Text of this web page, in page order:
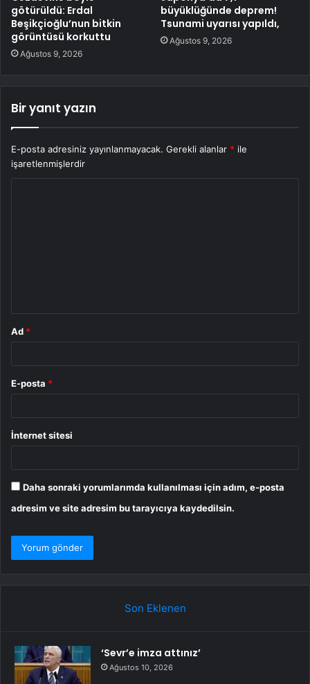
götürüldü: Erdal
Beşikçioğlu’nun bitkin
görüntüsü korkuttu
Ağustos 9, 2026
büyüklüğünde deprem!
Tsunami uyarısı yapıldı,
Ağustos 9, 2026
Bir yanıt yazın
E-posta adresiniz yayınlanmayacak. Gerekli alanlar * ile
işaretlenmişlerdir
Ad *
E-posta *
İnternet sitesi
Daha sonraki yorumlarımda kullanılması için adım, e-posta
adresim ve site adresim bu tarayıcıya kaydedilsin.
Son Eklenen
‘Sevr’e imza attınız’
Ağustos 10, 2026